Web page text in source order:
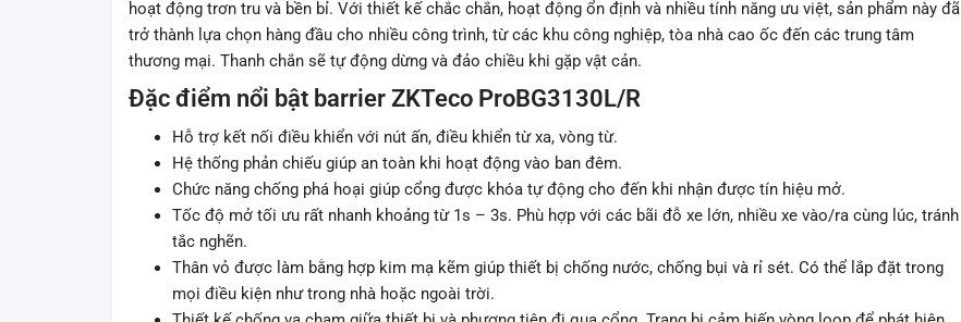
hoạt động trơn tru và bền bỉ. Với thiết kế chắc chắn, hoạt động ổn định và nhiều tính năng ưu việt, sản phẩm này đã
trở thành lựa chọn hàng đầu cho nhiều công trình, từ các khu công nghiệp, tòa nhà cao ốc đến các trung tâm
thương mại. Thanh chắn sẽ tự động dừng và đảo chiều khi gặp vật cản.
Đặc điểm nổi bật barrier ZKTeco ProBG3130L/R
Hỗ trợ kết nối điều khiển với nút ấn, điều khiển từ xa, vòng từ.
Hệ thống phản chiếu giúp an toàn khi hoạt động vào ban đêm.
Chức năng chống phá hoại giúp cổng được khóa tự động cho đến khi nhận được tín hiệu mở.
Tốc độ mở tối ưu rất nhanh khoảng từ 1s – 3s. Phù hợp với các bãi đỗ xe lớn, nhiều xe vào/ra cùng lúc, tránh
tắc nghẽn.
Thân vỏ được làm bằng hợp kim mạ kẽm giúp thiết bị chống nước, chống bụi và rỉ sét. Có thể lắp đặt trong
mọi điều kiện như trong nhà hoặc ngoài trời.